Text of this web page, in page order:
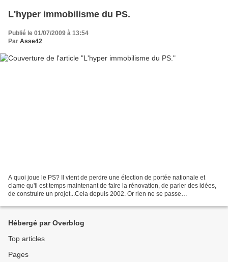
L'hyper immobilisme du PS.
Publié le 01/07/2009 à 13:54
Par Asse42
A quoi joue le PS? Il vient de perdre une élection de portée nationale et
clame qu'il est temps maintenant de faire la rénovation, de parler des idées,
de construire un projet...Cela depuis 2002. Or rien ne se passe
Hébergé par Overblog
Top articles
Pages